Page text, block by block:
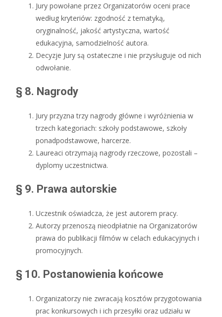
Jury powołane przez Organizatorów oceni prace
według kryteriów: zgodność z tematyką,
oryginalność, jakość artystyczna, wartość
edukacyjna, samodzielność autora.
Decyzje Jury są ostateczne i nie przysługuje od nich
odwołanie.
§ 8. Nagrody
Jury przyzna trzy nagrody główne i wyróżnienia w
trzech kategoriach: szkoły podstawowe, szkoły
ponadpodstawowe, harcerze.
Laureaci otrzymają nagrody rzeczowe, pozostali –
dyplomy uczestnictwa.
§ 9. Prawa autorskie
Uczestnik oświadcza, że jest autorem pracy.
Autorzy przenoszą nieodpłatnie na Organizatorów
prawa do publikacji filmów w celach edukacyjnych i
promocyjnych.
§ 10. Postanowienia końcowe
Organizatorzy nie zwracają kosztów przygotowania
prac konkursowych i ich przesyłki oraz udziału w